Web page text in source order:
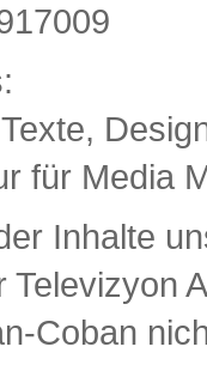
für Media
Inhalte
Televizyon
Coban